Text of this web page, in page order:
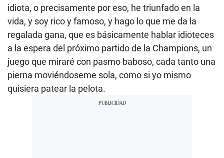
idiota, o precisamente por eso, he triunfado en la
vida, y soy rico y famoso, y hago lo que me da la
regalada gana, que es básicamente hablar idioteces
a la espera del próximo partido de la Champions, un
juego que miraré con pasmo baboso, cada tanto una
pierna moviéndoseme sola, como si yo mismo
quisiera patear la pelota.